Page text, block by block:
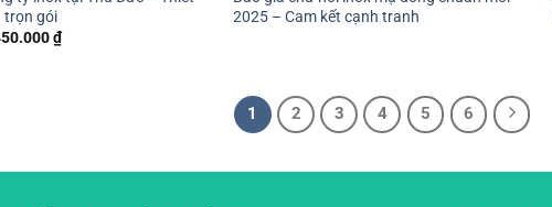
trọn gói
₫Current
price
2025 – Cam kết cạnh tranh
1 2 3 4 5 6